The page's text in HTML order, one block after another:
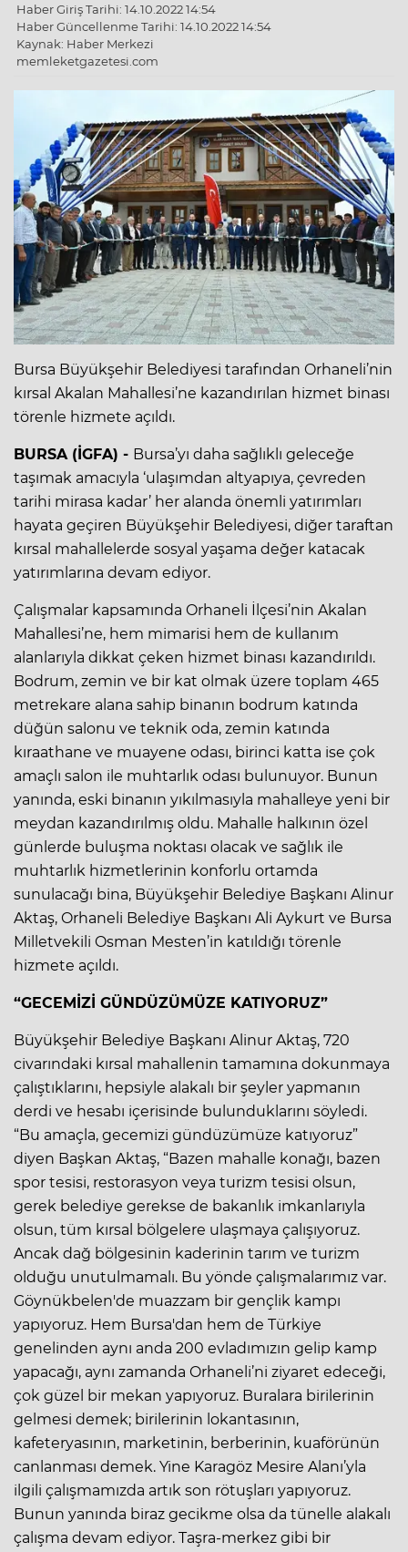
Haber Giriş Tarihi: 14.10.2022 14:54
Haber Güncellenme Tarihi: 14.10.2022 14:54
Kaynak: Haber Merkezi
memleketgazetesi.com
Bursa Büyükşehir Belediyesi tarafından Orhaneli’nin
kırsal Akalan Mahallesi’ne kazandırılan hizmet binası
törenle hizmete açıldı.
BURSA (İGFA) - Bursa’yı daha sağlıklı geleceğe
taşımak amacıyla ‘ulaşımdan altyapıya, çevreden
tarihi mirasa kadar’ her alanda önemli yatırımları
hayata geçiren Büyükşehir Belediyesi, diğer taraftan
kırsal mahallelerde sosyal yaşama değer katacak
yatırımlarına devam ediyor.
Çalışmalar kapsamında Orhaneli İlçesi’nin Akalan
Mahallesi’ne, hem mimarisi hem de kullanım
alanlarıyla dikkat çeken hizmet binası kazandırıldı.
Bodrum, zemin ve bir kat olmak üzere toplam 465
metrekare alana sahip binanın bodrum katında
düğün salonu ve teknik oda, zemin katında
kıraathane ve muayene odası, birinci katta ise çok
amaçlı salon ile muhtarlık odası bulunuyor. Bunun
yanında, eski binanın yıkılmasıyla mahalleye yeni bir
meydan kazandırılmış oldu. Mahalle halkının özel
günlerde buluşma noktası olacak ve sağlık ile
muhtarlık hizmetlerinin konforlu ortamda
sunulacağı bina, Büyükşehir Belediye Başkanı Alinur
Aktaş, Orhaneli Belediye Başkanı Ali Aykurt ve Bursa
Milletvekili Osman Mesten’in katıldığı törenle
hizmete açıldı.
“GECEMİZİ GÜNDÜZÜMÜZE KATIYORUZ”
Büyükşehir Belediye Başkanı Alinur Aktaş, 720
civarındaki kırsal mahallenin tamamına dokunmaya
çalıştıklarını, hepsiyle alakalı bir şeyler yapmanın
derdi ve hesabı içerisinde bulunduklarını söyledi.
“Bu amaçla, gecemizi gündüzümüze katıyoruz”
diyen Başkan Aktaş, “Bazen mahalle konağı, bazen
spor tesisi, restorasyon veya turizm tesisi olsun,
gerek belediye gerekse de bakanlık imkanlarıyla
olsun, tüm kırsal bölgelere ulaşmaya çalışıyoruz.
Ancak dağ bölgesinin kaderinin tarım ve turizm
olduğu unutulmamalı. Bu yönde çalışmalarımız var.
Göynükbelen'de muazzam bir gençlik kampı
yapıyoruz. Hem Bursa'dan hem de Türkiye
genelinden aynı anda 200 evladımızın gelip kamp
yapacağı, aynı zamanda Orhaneli’ni ziyaret edeceği,
çok güzel bir mekan yapıyoruz. Buralara birilerinin
gelmesi demek; birilerinin lokantasının,
kafeteryasının, marketinin, berberinin, kuaförünün
canlanması demek. Yine Karagöz Mesire Alanı’yla
ilgili çalışmamızda artık son rötuşları yapıyoruz.
Bunun yanında biraz gecikme olsa da tünelle alakalı
çalışma devam ediyor. Taşra-merkez gibi bir